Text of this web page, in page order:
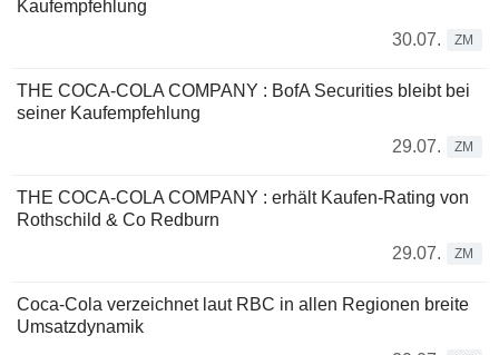
Kaufempfehlung
30.07.
ZM
THE COCA-COLA COMPANY : BofA Securities bleibt bei
seiner Kaufempfehlung
29.07.
ZM
THE COCA-COLA COMPANY : erhält Kaufen-Rating von
Rothschild & Co Redburn
29.07.
ZM
Coca-Cola verzeichnet laut RBC in allen Regionen breite
Umsatzdynamik